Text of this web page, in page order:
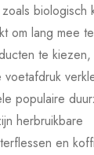
biologisch
om lang mee
te kiezen,
populaire
herbruikbare
en